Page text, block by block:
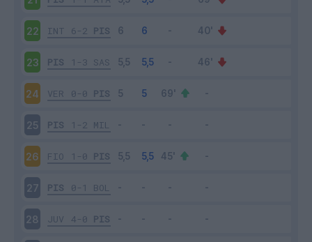
22 INT 6-2 PIS
23 PIS 1-3 SAS
24 VER 0-0 PIS
25 PIS 1-2 MIL
26 FIO 1-0 PIS
27 PIS 0-1 BOL
28 JUV 4-0 PIS